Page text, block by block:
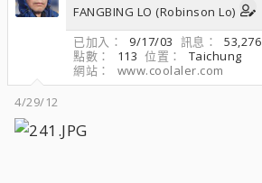
FANGBING LO (Robinson Lo)
已加入
9/17/03 訊息 53,276
點數
113 位置
Taichung
網站
www.coolaler.com
4/29/12